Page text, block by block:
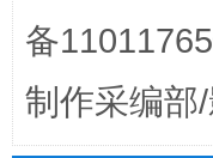
东山县通报“牛蛙
备
制作采编部